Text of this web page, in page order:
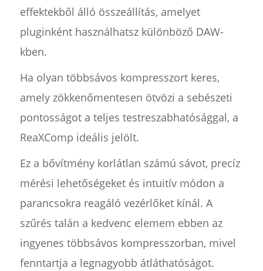
effektekből álló összeállítás, amelyet
pluginként használhatsz különböző DAW-
kben.
Ha olyan többsávos kompresszort keres,
amely zökkenőmentesen ötvözi a sebészeti
pontosságot a teljes testreszabhatósággal, a
ReaXComp ideális jelölt.
Ez a bővítmény korlátlan számú sávot, precíz
mérési lehetőségeket és intuitív módon a
parancsokra reagáló vezérlőket kínál. A
szűrés talán a kedvenc elemem ebben az
ingyenes többsávos kompresszorban, mivel
fenntartja a legnagyobb átláthatóságot.